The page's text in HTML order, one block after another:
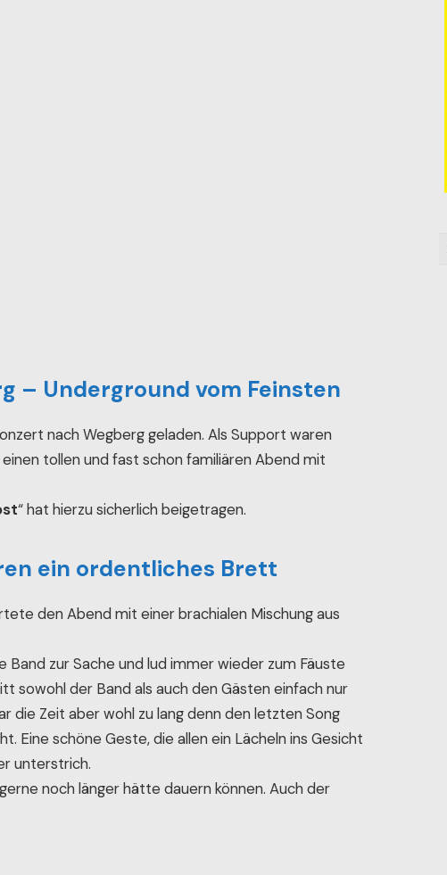
– Underground vom Feinsten
nach Wegberg geladen. Als Support waren
tollen und fast schon familiären Abend mit
“ hat hierzu sicherlich beigetragen.
ein ordentliches Brett
den Abend mit einer brachialen Mischung aus
zur Sache und lud immer wieder zum Fäuste
sowohl der Band als auch den Gästen einfach nur
die Zeit aber wohl zu lang denn den letzten Song
Eine schöne Geste, die allen ein Lächeln ins Gesicht
unterstrich.
noch länger hätte dauern können. Auch der